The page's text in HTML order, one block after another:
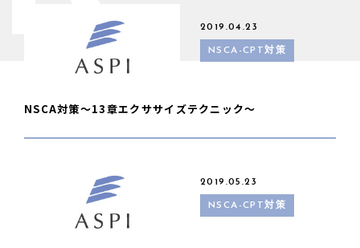
2019.04.23
NSCA-CPT対策
NSCA対策〜13章エクササイズテクニック〜
2019.05.23
NSCA-CPT対策